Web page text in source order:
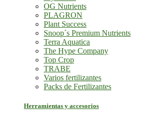
OG Nutrients
PLAGRON
Plant Success
Snoop´s Premium Nutrients
Terra Aquatica
The Hype Company
Top Crop
TRABE
Varios fertilizantes
Packs de Fertilizantes
Herramientas y accesorios